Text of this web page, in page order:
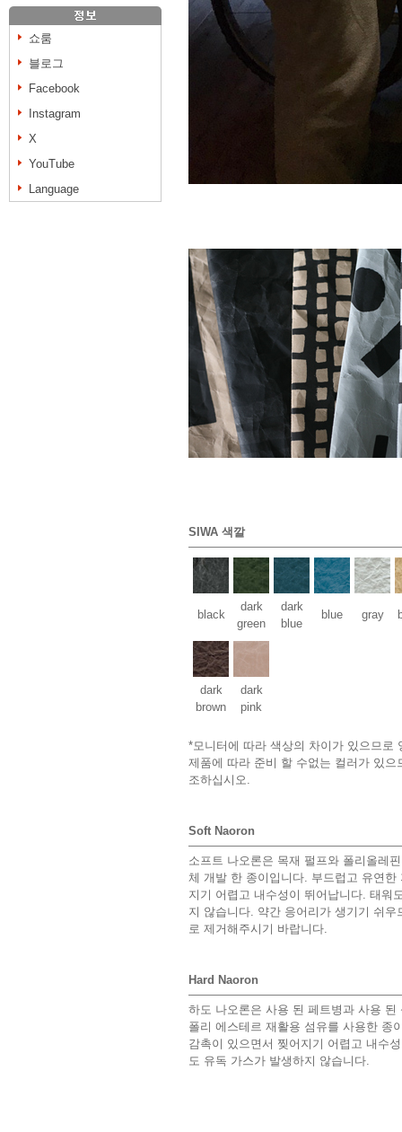
쇼룸
블로그
Facebook
Instagram
X
YouTube
Language
SIWA 색깔
black
dark
green
dark
blue
blue gray
dark
brown
dark
pink
*모니터에 따라 색상의 차이가 있으므로
제품에 따라 준비 할 수없는 컬러가 있으
조하십시오.
Soft Naoron
소프트 나오론은 목재 펄프와 폴리올레
체 개발 한 종이입니다. 부드럽고 유연한
지기 어렵고 내수성이 뛰어납니다. 태워
지 않습니다. 약간 응어리가 생기기 쉬우
로 제거해주시기 바랍니다.
Hard Naoron
하도 나오론은 사용 된 페트병과 사용 된
폴리 에스테르 재활용 섬유를 사용한 종
감촉이 있으면서 찢어지기 어렵고 내수
도 유독 가스가 발생하지 않습니다.